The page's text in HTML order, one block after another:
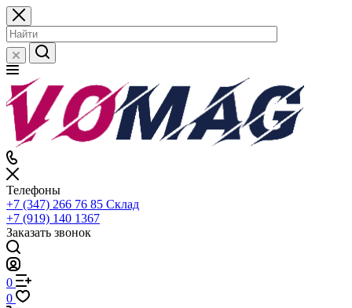
Телефоны
+7 (347) 266 76 85 Склад
+7 (919) 140 1367
Заказать звонок
0
0